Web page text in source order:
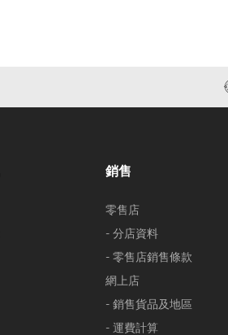
銷售
零售店
- 分店資料
- 零售店銷售條款
網上店
- 銷售貨品及地區
- 運費計算